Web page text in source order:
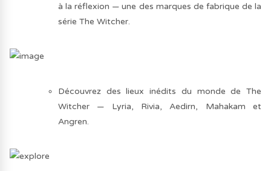
à la réflexion — une des marques de fabrique de la
série The Witcher.
Découvrez des lieux inédits du monde de The
Witcher — Lyria, Rivia, Aedirn, Mahakam et
Angren.